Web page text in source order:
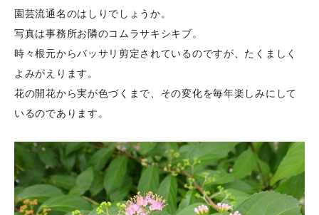
園芸流通名のはしりでしょうか。
写真は事務所お隣のコムラサキシキブ。
時々根元からバッサリ剪定されているのですが、たくましく
よみがえります。
花の開花から実が色づくまで、その変化を毎年楽しみにして
いるのであります。